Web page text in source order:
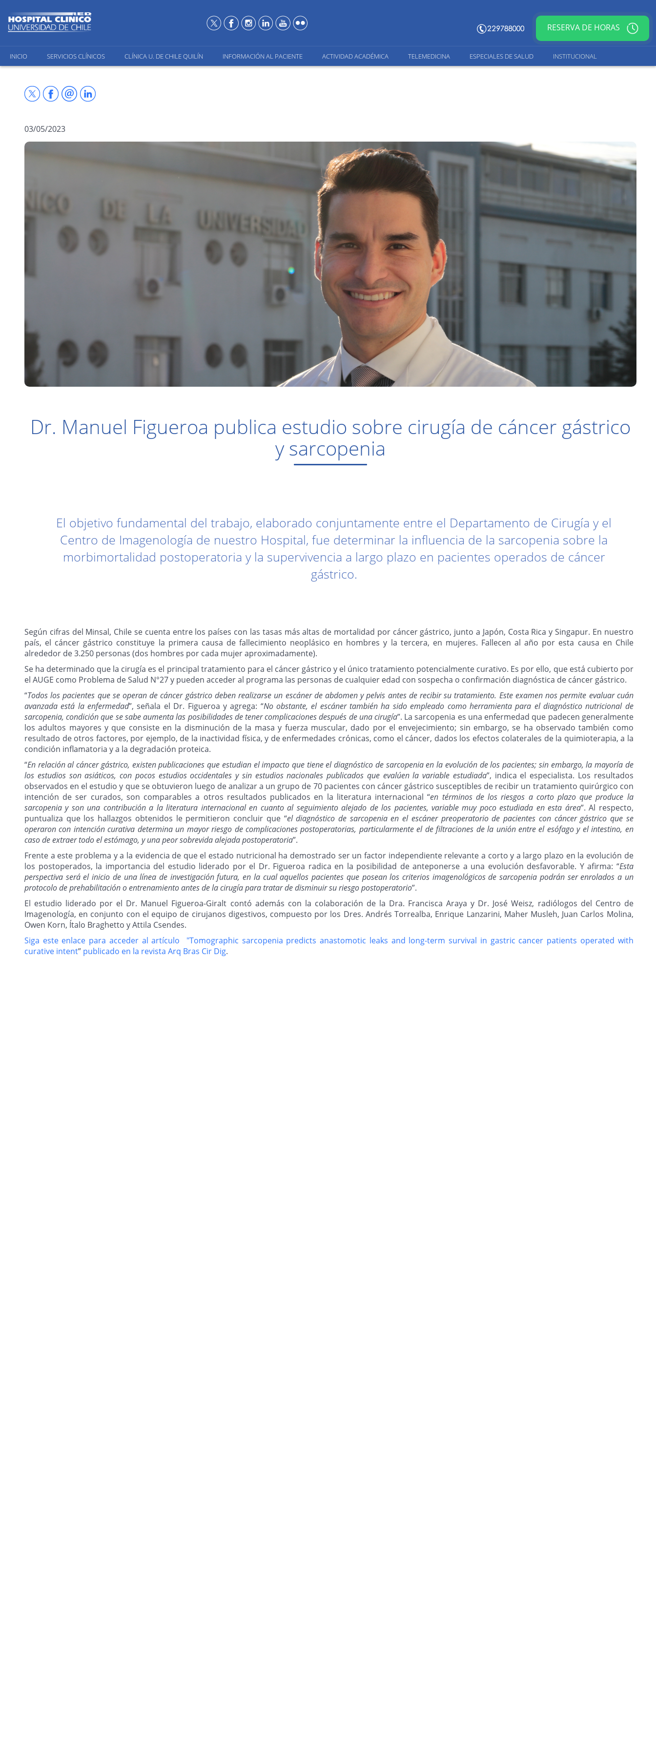
RESERVA DE HORAS
INICIO SERVICIOS CLÍNICOS CLÍNICA U. DE CHILE QUILÍN INFORMACIÓN AL PACIENTE ACTIVIDAD ACADÉMICA TELEMEDICINA ESPECIALES DE SALUD INSTITUCIONAL
03/05/2023
Dr. Manuel Figueroa publica estudio sobre cirugía de cáncer gástrico
y sarcopenia
El objetivo fundamental del trabajo, elaborado conjuntamente entre el Departamento de Cirugía y el
Centro de Imagenología de nuestro Hospital, fue determinar la influencia de la sarcopenia sobre la
morbimortalidad postoperatoria y la supervivencia a largo plazo en pacientes operados de cáncer
gástrico.
Según cifras del Minsal, Chile se cuenta entre los países con las tasas más altas de mortalidad por cáncer gástrico, junto a Japón, Costa Rica y Singapur. En nuestro
país, el cáncer gástrico constituye la primera causa de fallecimiento neoplásico en hombres y la tercera, en mujeres. Fallecen al año por esta causa en Chile
alrededor de 3.250 personas (dos hombres por cada mujer aproximadamente).
Se ha determinado que la cirugía es el principal tratamiento para el cáncer gástrico y el único tratamiento potencialmente curativo. Es por ello, que está cubierto por
el AUGE como Problema de Salud N°27 y pueden acceder al programa las personas de cualquier edad con sospecha o confirmación diagnóstica de cáncer gástrico.
“Todos los pacientes que se operan de cáncer gástrico deben realizarse un escáner de abdomen y pelvis antes de recibir su tratamiento. Este examen nos permite evaluar cuán
avanzada está la enfermedad”, señala el Dr. Figueroa y agrega: “No obstante, el escáner también ha sido empleado como herramienta para el diagnóstico nutricional de
sarcopenia, condición que se sabe aumenta las posibilidades de tener complicaciones después de una cirugía”. La sarcopenia es una enfermedad que padecen generalmente
los adultos mayores y que consiste en la disminución de la masa y fuerza muscular, dado por el envejecimiento; sin embargo, se ha observado también como
resultado de otros factores, por ejemplo, de la inactividad física, y de enfermedades crónicas, como el cáncer, dados los efectos colaterales de la quimioterapia, a la
condición inflamatoria y a la degradación proteica.
“En relación al cáncer gástrico, existen publicaciones que estudian el impacto que tiene el diagnóstico de sarcopenia en la evolución de los pacientes; sin embargo, la mayoría de
los estudios son asiáticos, con pocos estudios occidentales y sin estudios nacionales publicados que evalúen la variable estudiada”, indica el especialista. Los resultados
observados en el estudio y que se obtuvieron luego de analizar a un grupo de 70 pacientes con cáncer gástrico susceptibles de recibir un tratamiento quirúrgico con
intención de ser curados, son comparables a otros resultados publicados en la literatura internacional “en términos de los riesgos a corto plazo que produce la
sarcopenia y son una contribución a la literatura internacional en cuanto al seguimiento alejado de los pacientes, variable muy poco estudiada en esta área”. Al respecto,
puntualiza que los hallazgos obtenidos le permitieron concluir que “el diagnóstico de sarcopenia en el escáner preoperatorio de pacientes con cáncer gástrico que se
operaron con intención curativa determina un mayor riesgo de complicaciones postoperatorias, particularmente el de filtraciones de la unión entre el esófago y el intestino, en
caso de extraer todo el estómago, y una peor sobrevida alejada postoperatoria”.
Frente a este problema y a la evidencia de que el estado nutricional ha demostrado ser un factor independiente relevante a corto y a largo plazo en la evolución de
los postoperados, la importancia del estudio liderado por el Dr. Figueroa radica en la posibilidad de anteponerse a una evolución desfavorable. Y afirma: “Esta
perspectiva será el inicio de una línea de investigación futura, en la cual aquellos pacientes que posean los criterios imagenológicos de sarcopenia podrán ser enrolados a un
protocolo de prehabilitación o entrenamiento antes de la cirugía para tratar de disminuir su riesgo postoperatorio”.
El estudio liderado por el Dr. Manuel Figueroa-Giralt contó además con la colaboración de la Dra. Francisca Araya y Dr. José Weisz, radiólogos del Centro de
Imagenología, en conjunto con el equipo de cirujanos digestivos, compuesto por los Dres. Andrés Torrealba, Enrique Lanzarini, Maher Musleh, Juan Carlos Molina,
Owen Korn, Ítalo Braghetto y Attila Csendes.
Siga este enlace para acceder al artículo "Tomographic sarcopenia predicts anastomotic leaks and long-term survival in gastric cancer patients operated with
curative intent” publicado en la revista Arq Bras Cir Dig.